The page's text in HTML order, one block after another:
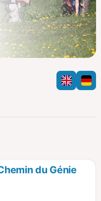
du Génie